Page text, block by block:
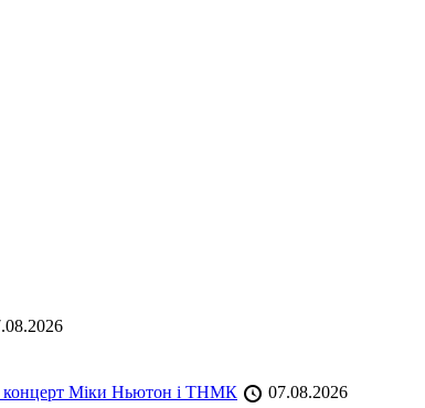
концерт Міки Ньютон і ТНМК
07.08.2026